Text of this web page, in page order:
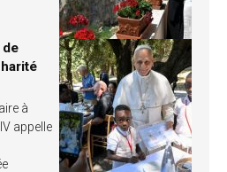
de
à
appelle